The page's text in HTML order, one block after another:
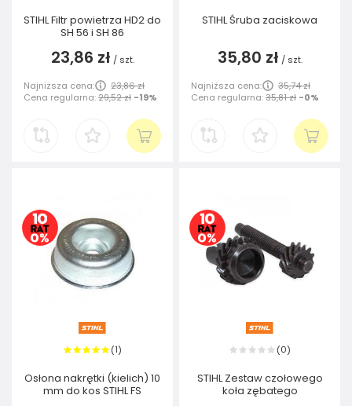
STIHL Filtr powietrza HD2 do
SH 56 i SH 86
23,86 zł / szt.
Najniższa cena:
23,86 zł
Cena regularna:29,52 zł -19%
STIHL Śruba zaciskowa
35,80 zł / szt.
Najniższa cena:
35,74 zł
Cena regularna:35,81 zł -0%
(1)
Osłona nakrętki (kielich) 10
mm do kos STIHL FS
(0)
STIHL Zestaw czołowego
koła zębatego